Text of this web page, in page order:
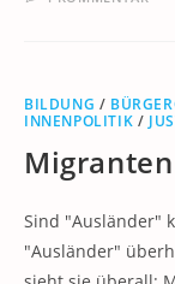
BILDUNG /
INNENPOLITIK /
Sind "Ausländer"
"Ausländer"